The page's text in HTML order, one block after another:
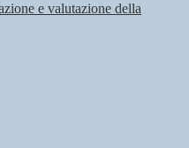
e valutazione della